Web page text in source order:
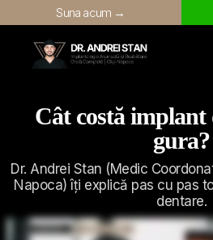
Suna acum →
Cât costă implant
gura?
Dr. Andrei Stan (Medic
Napoca) îți explică pas cu pas
dentare.